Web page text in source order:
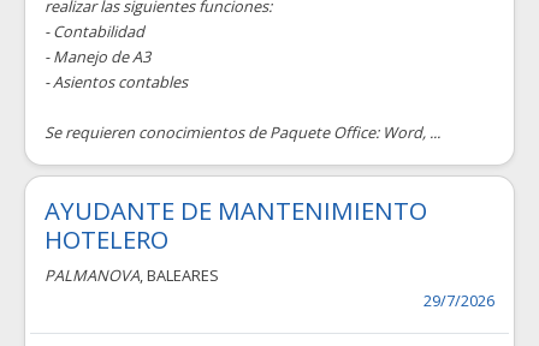
realizar las siguientes funciones:
- Contabilidad
- Manejo de A3
- Asientos contables
Se requieren conocimientos de Paquete Office: Word, ...
AYUDANTE DE MANTENIMIENTO
HOTELERO
PALMANOVA, BALEARES
29/7/2026